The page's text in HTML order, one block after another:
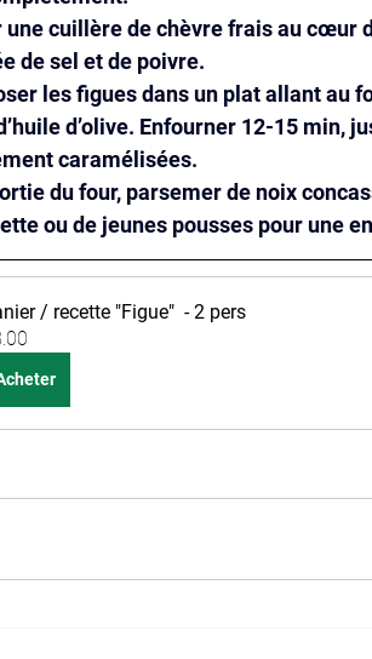
une cuillère de chèvre frais au cœur
de sel et de poivre.
les figues dans un plat allant au
d’olive. Enfourner 12-15 min,
caramélisées.
du four, parsemer de noix
ou de jeunes pousses pour une
/ recette "Figue"  - 2 pers